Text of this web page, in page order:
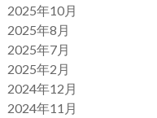
2025年10月
2025年8月
2025年7月
2025年2月
2024年12月
2024年11月